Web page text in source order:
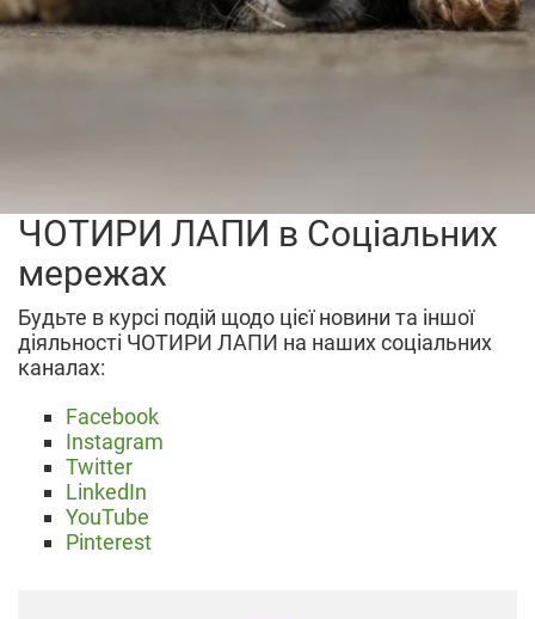
ЧОТИРИ ЛАПИ в Соціальних
мережах
Будьте в курсі подій щодо цієї новини та іншої
діяльності ЧОТИРИ ЛАПИ на наших соціальних
каналах:
Facebook
Instagram
Twitter
LinkedIn
YouTube
Pinterest